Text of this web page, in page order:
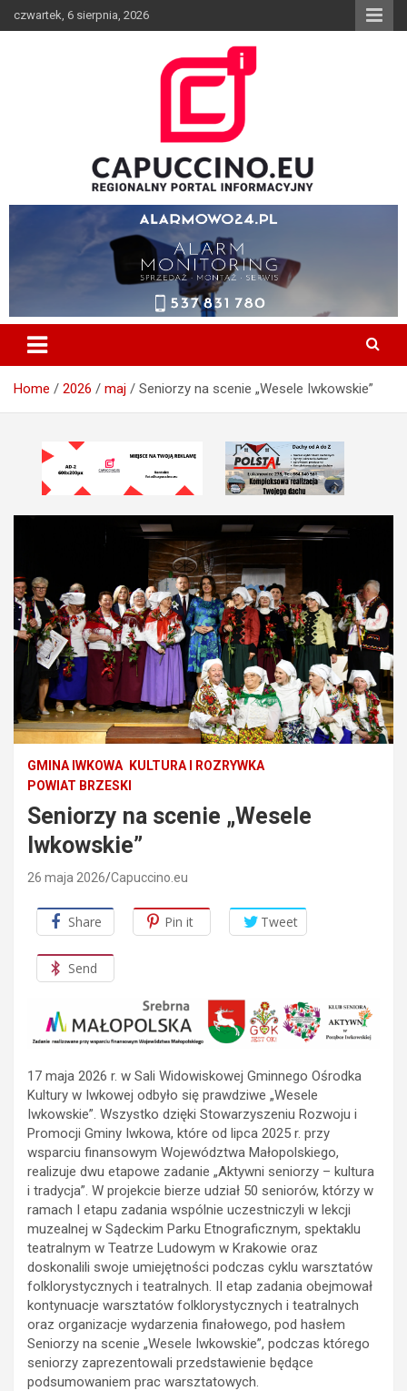
to
czwartek, 6 sierpnia, 2026
CAPUCCINO.EU – Regionalny
Portal Informacyjny
Wiadomości z Borzecin, Brzesko, Szczurowa, Dębno, Gnojnik,
Czchów, Iwkowa, Bochnia, Tarnów, Informator, Wypadek, Media,
Capuccino, Pożar
Home 2026 maj Seniorzy na scenie „Wesele Iwkowskie”
GMINA IWKOWA
KULTURA I ROZRYWKA
POWIAT BRZESKI
Seniorzy na scenie „Wesele
Iwkowskie”
26 maja 2026 Capuccino.eu
Share Pin it Tweet
Send
17 maja 2026 r. w Sali Widowiskowej Gminnego Ośrodka
Kultury w Iwkowej odbyło się prawdziwe „Wesele
Iwkowskie”. Wszystko dzięki Stowarzyszeniu Rozwoju i
Promocji Gminy Iwkowa, które od lipca 2025 r. przy
wsparciu finansowym Województwa Małopolskiego,
realizuje dwu etapowe zadanie „Aktywni seniorzy – kultura
i tradycja”. W projekcie bierze udział 50 seniorów, którzy w
ramach I etapu zadania wspólnie uczestniczyli w lekcji
muzealnej w Sądeckim Parku Etnograficznym, spektaklu
teatralnym w Teatrze Ludowym w Krakowie oraz
doskonalili swoje umiejętności podczas cyklu warsztatów
folklorystycznych i teatralnych. II etap zadania obejmował
kontynuacje warsztatów folklorystycznych i teatralnych
oraz organizacje wydarzenia finałowego, pod hasłem
Seniorzy na scenie „Wesele Iwkowskie”, podczas którego
seniorzy zaprezentowali przedstawienie będące
podsumowaniem prac warsztatowych.